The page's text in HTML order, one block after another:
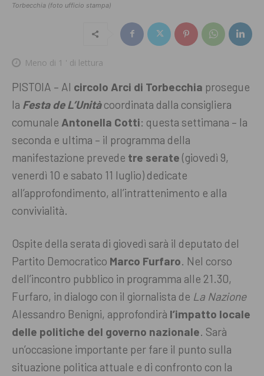
Torbecchia (foto ufficio stampa)
Meno di 1 ' di lettura
PISTOIA – Al circolo Arci di Torbecchia prosegue
la Festa de L’Unitàcoordinata dalla consigliera
comunale Antonella Cotti: questa settimana – la
seconda e ultima – il programma della
manifestazione prevede tre serate (giovedì 9,
venerdì 10 e sabato 11 luglio) dedicate
all’approfondimento, all’intrattenimento e alla
convivialità.
Ospite della serata di giovedì sarà il deputato del
Partito Democratico Marco Furfaro. Nel corso
dell’incontro pubblico in programma alle 21.30,
Furfaro, in dialogo con il giornalista de La Nazione
Alessandro Benigni, approfondirà l’impatto locale
delle politiche del governo nazionale. Sarà
un’occasione importante per fare il punto sulla
situazione politica attuale e di confronto con la